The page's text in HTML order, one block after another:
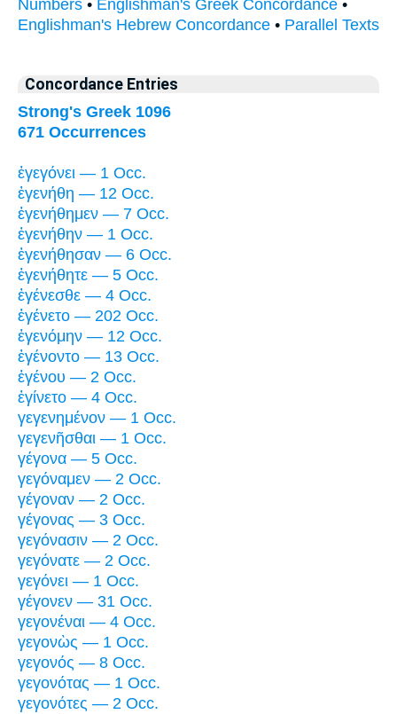
Numbers • Englishman's Greek Concordance •
Englishman's Hebrew Concordance • Parallel Texts
Concordance Entries
Strong's Greek 1096
671 Occurrences
ἐγεγόνει — 1 Occ.
ἐγενήθη — 12 Occ.
ἐγενήθημεν — 7 Occ.
ἐγενήθην — 1 Occ.
ἐγενήθησαν — 6 Occ.
ἐγενήθητε — 5 Occ.
ἐγένεσθε — 4 Occ.
ἐγένετο — 202 Occ.
ἐγενόμην — 12 Occ.
ἐγένοντο — 13 Occ.
ἐγένου — 2 Occ.
ἐγίνετο — 4 Occ.
γεγενημένον — 1 Occ.
γεγενῆσθαι — 1 Occ.
γέγονα — 5 Occ.
γεγόναμεν — 2 Occ.
γέγοναν — 2 Occ.
γέγονας — 3 Occ.
γεγόνασιν — 2 Occ.
γεγόνατε — 2 Occ.
γεγόνει — 1 Occ.
γέγονεν — 31 Occ.
γεγονέναι — 4 Occ.
γεγονὼς — 1 Occ.
γεγονός — 8 Occ.
γεγονότας — 1 Occ.
γεγονότες — 2 Occ.